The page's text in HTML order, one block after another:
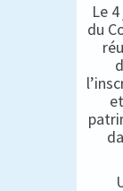
Le
du